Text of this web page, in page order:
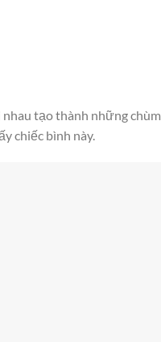
nhau tạo thành những
chiếc bình này.